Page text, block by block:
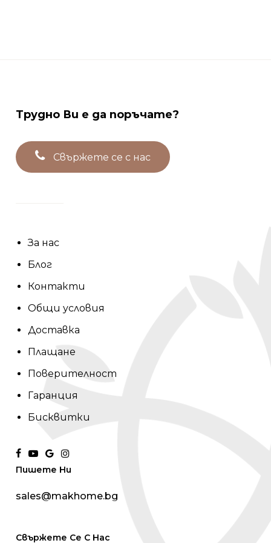
Трудно Ви е да поръчате?
Свържете се с нас
За нас
Блог
Контакти
Общи условия
Доставка
Плащане
Поверителност
Гаранция
Бисквитки
facebook
youtube
google-
plus
instagram
Пишете Ни
sales@makhome.bg
Свържете Се С Нас